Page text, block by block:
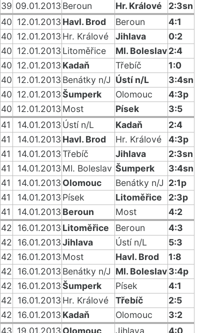
39 09.01.2013 Beroun Hr. Králové
2:3sn
40 12.01.2013 Havl. Brod Beroun
4:1
40 12.01.2013 Hr. Králové Jihlava
0:2
40 12.01.2013 Litoměřice Ml. Boleslav2:4
40 12.01.2013 Kadaň Třebíč
1:0
40 12.01.2013 Benátky n/J Ústí n/L
3:4sn
40 12.01.2013Šumperk Olomouc
4:3p
40 12.01.2013 Most Písek
3:5
41
14.01.2013 Ústí n/L Kadaň
2:4
41
14.01.2013 Havl. Brod Hr. Králové
4:3p
41
14.01.2013Třebíč Jihlava
2:3sn
41
14.01.2013 Ml. Boleslav Šumperk
3:4sn
41
14.01.2013 Olomouc Benátky n/J 2:1p
41
14.01.2013 Písek Litoměřice
2:3p
41
14.01.2013 Beroun Most
4:2
42
16.01.2013 Litoměřice Beroun
4:3
42
16.01.2013Jihlava Ústí n/L
5:3
42
16.01.2013 Most Havl. Brod
1:8
42
16.01.2013 Benátky n/J Ml. Boleslav3:4p
42
16.01.2013Šumperk Písek
4:1
42
16.01.2013 Hr. Králové Třebíč
2:5
42
16.01.2013 Kadaň Olomouc
3:2
43 19.01.2013 Olomouc Jihlava
4:0